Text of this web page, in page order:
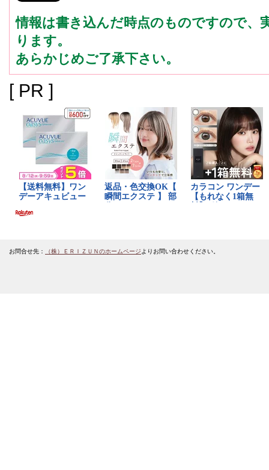
情報は書き込んだ時点のものですので、
ります。
あらかじめご了承下さい。
[ PR ]
お問合せ先： （株）ＥＲＩＺＵＮのホームページよりお問い合わせください。